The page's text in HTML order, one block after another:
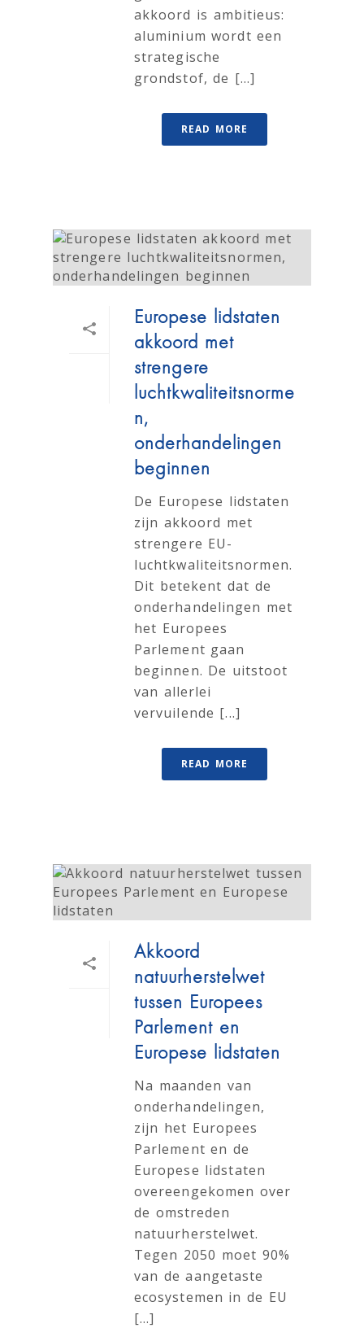
akkoord is ambitieus:
aluminium wordt een
strategische
grondstof, de [...]
READ MORE
Europese lidstaten
akkoord met
strengere
luchtkwaliteitsnorme
n,
onderhandelingen
beginnen
De Europese lidstaten
zijn akkoord met
strengere EU-
luchtkwaliteitsnormen.
Dit betekent dat de
onderhandelingen met
het Europees
Parlement gaan
beginnen. De uitstoot
van allerlei
vervuilende [...]
READ MORE
Akkoord
natuurherstelwet
tussen Europees
Parlement en
Europese lidstaten
Na maanden van
onderhandelingen,
zijn het Europees
Parlement en de
Europese lidstaten
overeengekomen over
de omstreden
natuurherstelwet.
Tegen 2050 moet 90%
van de aangetaste
ecosystemen in de EU
[...]